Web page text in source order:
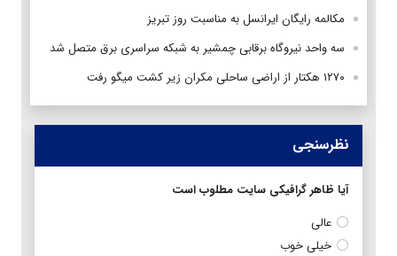
مکالمه رایگان ایرانسل به مناسبت روز تبریز
سه واحد نیروگاه برقابی چمشیر به شبکه سراسری برق متصل شد
۱۲۷۰ هکتار از اراضی ساحلی مکران زیر کشت میگو رفت
نظرسنجی
آیا ظاهر گرافیکی سایت مطلوب است
عالی
خیلی خوب